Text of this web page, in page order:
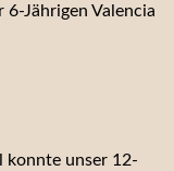
6-Jährigen Valencia
konnte unser 12-